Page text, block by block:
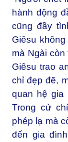
hành động
cũng đầy
Giêsu
mà Ngài
Giêsu trao
chỉ đẹp đẽ,
quan hệ gia
Trong cử
phép lạ mà
đến gia